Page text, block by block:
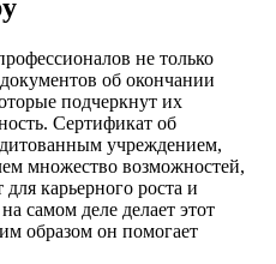
не только
об окончании
подчеркнут их
Сертификат об
учреждением,
множество возможностей,
карьерного роста и
самом деле делает этот
образом он помогает